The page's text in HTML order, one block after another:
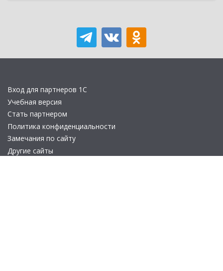
Вход для партнеров 1С
Учебная версия
Стать партнером
Политика конфиденциальности
Замечания по сайту
Другие сайты